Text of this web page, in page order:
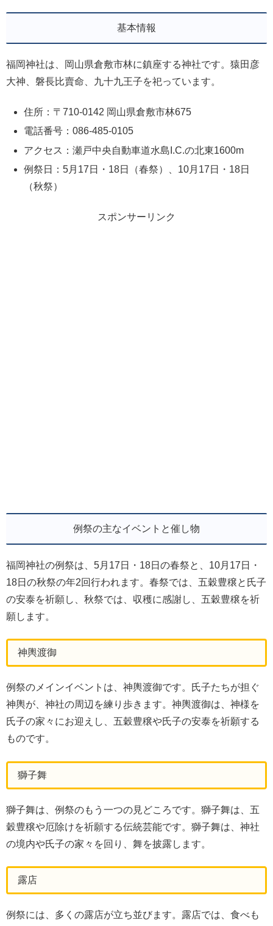
基本情報
福岡神社は、岡山県倉敷市林に鎮座する神社です。猿田彦
大神、磐長比賣命、九十九王子を祀っています。
住所：〒710-0142 岡山県倉敷市林675
電話番号：086-485-0105
アクセス：瀬戸中央自動車道水島I.C.の北東1600m
例祭日：5月17日・18日（春祭）、10月17日・18日
（秋祭）
スポンサーリンク
例祭の主なイベントと催し物
福岡神社の例祭は、5月17日・18日の春祭と、10月17日・
18日の秋祭の年2回行われます。春祭では、五穀豊穣と氏子
の安泰を祈願し、秋祭では、収穫に感謝し、五穀豊穣を祈
願します。
神輿渡御
例祭のメインイベントは、神輿渡御です。氏子たちが担ぐ
神輿が、神社の周辺を練り歩きます。神輿渡御は、神様を
氏子の家々にお迎えし、五穀豊穣や氏子の安泰を祈願する
ものです。
獅子舞
獅子舞は、例祭のもう一つの見どころです。獅子舞は、五
穀豊穣や厄除けを祈願する伝統芸能です。獅子舞は、神社
の境内や氏子の家々を回り、舞を披露します。
露店
例祭には、多くの露店が立ち並びます。露店では、食べも